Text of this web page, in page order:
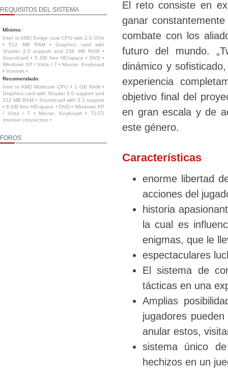
REQUISITOS DEL SISTEMA
Mínimo:
Intel or AMD Sinlge core CPU with 2.0 GHz
• 512 MB RAM • Graphics card with
Shader 2.0 support and 256 MB RAM •
Soundcard • 5 GB free HD-space • DVD •
Windows XP / Vista / 7 • Mouse, Keyboard
• Internet •
Recomendado:
Intel or AMD Multicore CPU • 1 GB RAM •
Graphics card with Shader 3.0 support and
512 MB RAM • Soundcard with 5.1 support
• 6 GB free HD-space • DVD • Windows XP
/ Vista / 7 • Mouse, Keyboard • T1/T2
Internet connection •
FOROS
El reto consiste en
ganar
combate con los
futuro del mundo.
dinámico y
experiencia
objetivo final del
en gran escala y de
este género.
Características
enorme libertad
acciones del
historia
la cual es
enigmas, que le
espectaculares
El sistema de
tácticas en una
Amplias
jugadores
anular estos,
sistema único
hechizos en un